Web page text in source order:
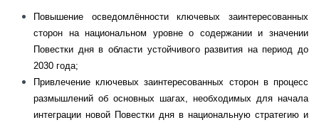
Повышение осведомлённости ключевых заинтересованных
сторон на национальном уровне о содержании и значении
Повестки дня в области устойчивого развития на период до
2030 года;
Привлечение ключевых заинтересованных сторон в процесс
размышлений об основных шагах, необходимых для начала
интеграции новой Повестки дня в национальную стратегию и